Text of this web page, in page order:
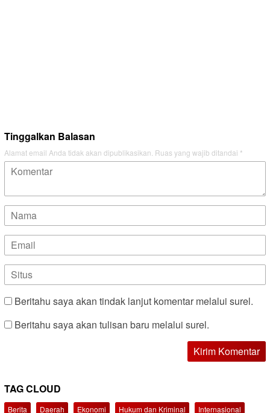
Tinggalkan Balasan
Alamat email Anda tidak akan dipublikasikan. Ruas yang wajib ditandai *
Beritahu saya akan tindak lanjut komentar melalui surel.
Beritahu saya akan tulisan baru melalui surel.
TAG CLOUD
Berita Daerah Ekonomi Hukum dan Kriminal
Internasional